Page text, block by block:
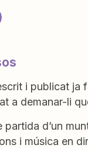
i publicat ja
a demanar-li
partida d’un
i música en